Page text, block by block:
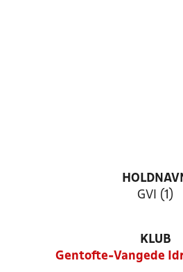
GVI (1)
KLUB
Gentofte-Vangede